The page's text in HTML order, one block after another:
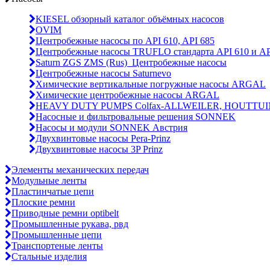
KIESEL обзорный каталог объёмных насосов
OVIM
Центробежные насосы по API 610, API 685
Центробежные насосы TRUFLO стандарта API 610 и
Saturn ZGS ZMS (Rus)_Центробежные насосы
Центробежные насосы Saturnevo
Химические вертикальные погружные насосы ARGAL
Химические центробежные насосы ARGAL
HEAVY DUTY PUMPS Colfax-ALLWEILER,
Насосные и фильтровальные решения SONNEK
Насосы и модули SONNEK Австрия
Двухвинтовые насосы Pera-Prinz
Двухвинтовые насосы 3P Prinz
Элементы механических передач
Модульные ленты
Пластинчатые цепи
Плоские ремни
Приводные ремни optibelt
Промышленные рукава, рвд
Промышленные цепи
Транспортеные ленты
Стальные изделия